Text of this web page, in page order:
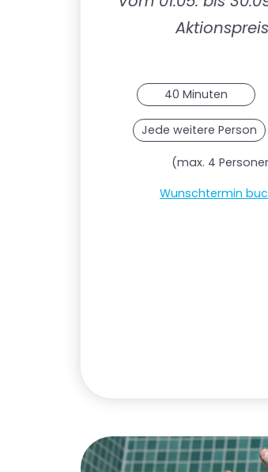
40 Minuten
Jede weitere Person
(max. 4
Wunschtermin